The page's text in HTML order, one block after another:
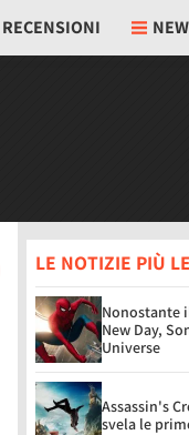
RECENSIONI
LE NOTIZIE PIÙ
Nonostante
New Day,
Universe
Assassin's
svela le